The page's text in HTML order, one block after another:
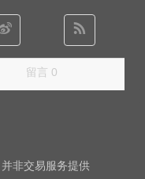
留言 0
非交易服务提供